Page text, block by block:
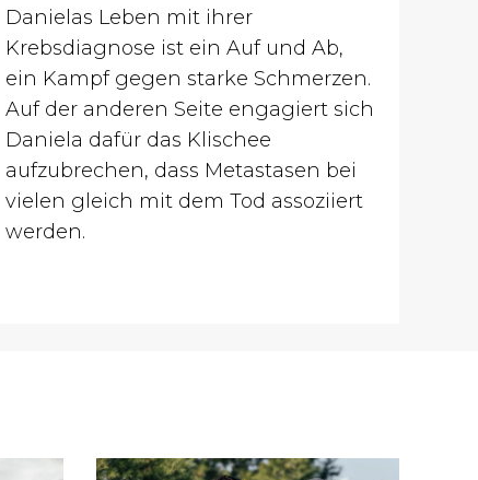
Danielas Leben mit ihrer
Krebsdiagnose ist ein Auf und Ab,
ein Kampf gegen starke Schmerzen.
Auf der anderen Seite engagiert sich
Daniela dafür das Klischee
aufzubrechen, dass Metastasen bei
vielen gleich mit dem Tod assoziiert
werden.